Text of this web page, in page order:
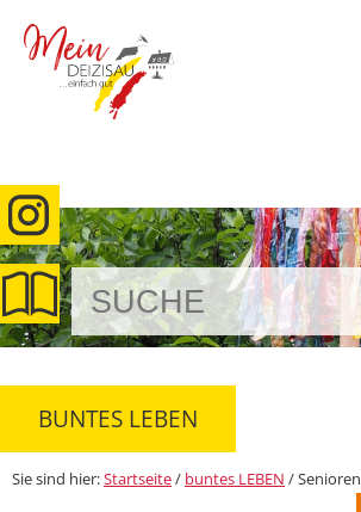
BUNTES LEBEN
Sie sind hier:Startseite/ buntes LEBEN /Senioren